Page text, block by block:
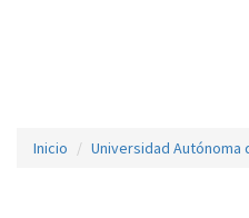
Inicio Universidad Autónoma